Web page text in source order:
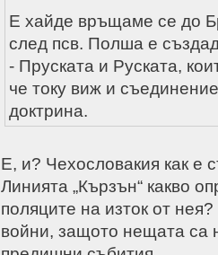
Е хайде връщаме се до
след псв. Полша е
- Пруската и Руската,
че току виж и
доктрина.
Е, и? Чехословакия как
Линията „Кързън“ какво
поляците на изток от
войни, защото нещата са